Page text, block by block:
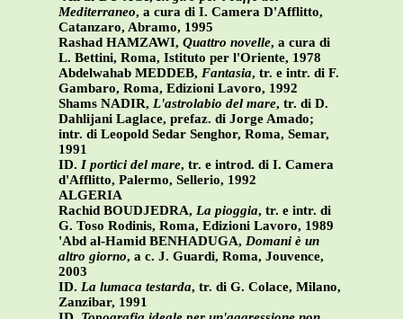
Mediterraneo, a cura di I. Camera D'Afflitto,
Catanzaro, Abramo, 1995
Rashad HAMZAWI, Quattro novelle, a cura di
L. Bettini, Roma, Istituto per l'Oriente, 1978
Abdelwahab MEDDEB, Fantasia, tr. e intr. di F.
Gambaro, Roma, Edizioni Lavoro, 1992
Shams NADIR, L'astrolabio del mare, tr. di D.
Dahlijani Laglace, prefaz. di Jorge Amado;
intr. di Leopold Sedar Senghor, Roma, Semar,
1991
ID. I portici del mare, tr. e introd. di I. Camera
d'Afflitto, Palermo, Sellerio, 1992
ALGERIA
Rachid BOUDJEDRA, La pioggia, tr. e intr. di
G. Toso Rodinis, Roma, Edizioni Lavoro, 1989
'Abd al-Hamid BENHADUGA, Domani è un
altro giorno, a c. J. Guardi, Roma, Jouvence,
2003
ID. La lumaca testarda, tr. di G. Colace, Milano,
Zanzibar, 1991